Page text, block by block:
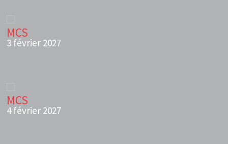
MCS
3 février 2027
MCS
4 février 2027